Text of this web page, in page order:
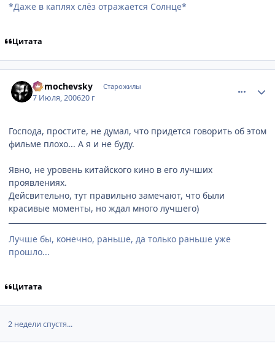
*Даже в каплях слёз отражается Солнце*
Цитата
Domochevsky Старожилы
7 Июля, 200620 г
Господа, простите, не думал, что придется говорить об этом
фильме плохо... А я и не буду.
Явно, не уровень китайского кино в его лучших
проявлениях.
Дейсвительно, тут правильно замечают, что были
красивые моменты, но ждал много лучшего)
Лучше бы, конечно, раньше, да только раньше уже
прошло...
Цитата
2 недели спустя...